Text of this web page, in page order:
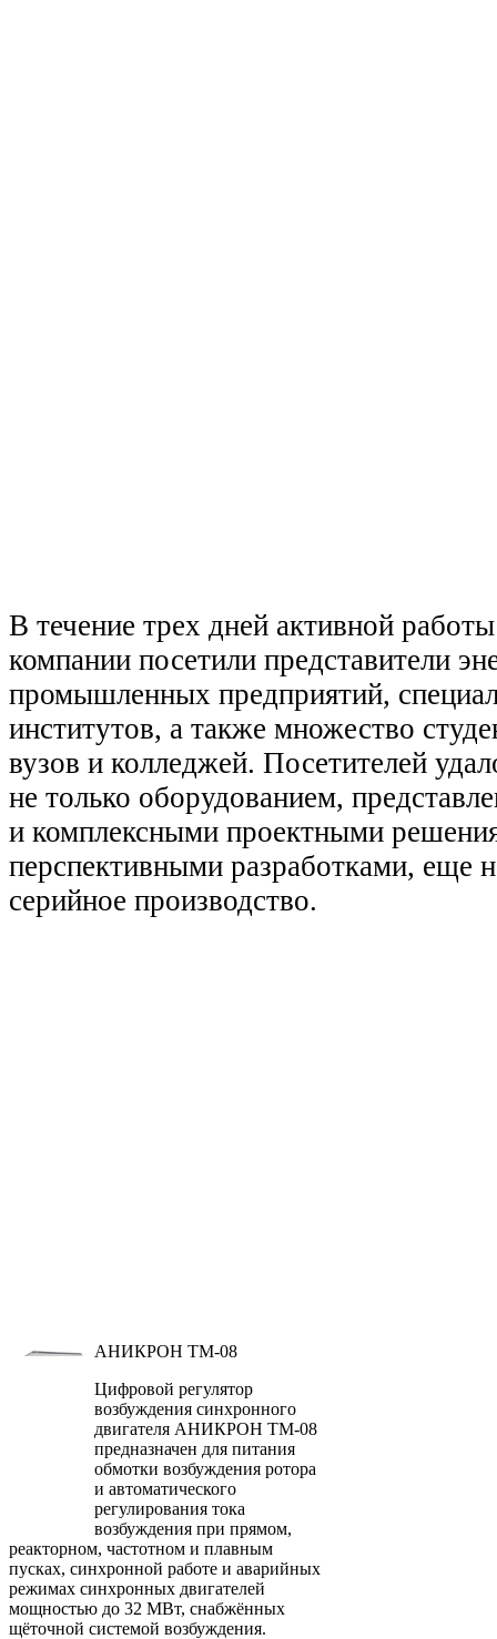
В течение трех дней активной
компании посетили представители
промышленных предприятий,
институтов, а также множество
вузов и колледжей. Посетителей
не только оборудованием,
и комплексными проектными
перспективными разработками, еще
серийное производство.
АНИКРОН ТМ-08
Цифровой регулятор
возбуждения синхронного
двигателя АНИКРОН ТМ-08
предназначен для питания
обмотки возбуждения ротора
и автоматического
регулирования тока
возбуждения при прямом,
реакторном, частотном и плавным
пусках, синхронной работе и аварийных
режимах синхронных двигателей
мощностью до 32 МВт, снабжённых
щёточной системой возбуждения.